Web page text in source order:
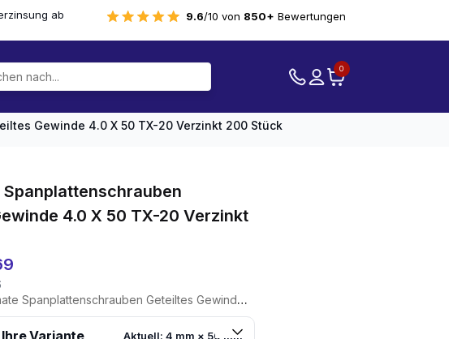
ab
9.6/10 von 850+ Bewertungen
0
Gewinde 4.0 X 50 TX-20 Verzinkt 200 Stück
4.0 X 50 TX-20 Verzinkt
Aktueller
ist:
Geteiltes Gewinde 4.0 X 50 TX-20 Verzinkt 200 Stück
Variante Aktuell: 4 mm × 50 mm